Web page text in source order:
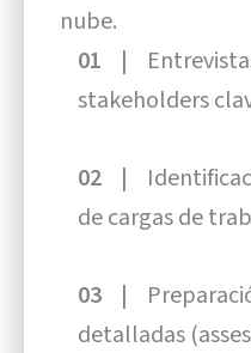
nube.
01 |
stakeholders
02 |
de cargas de
03 |
detalladas